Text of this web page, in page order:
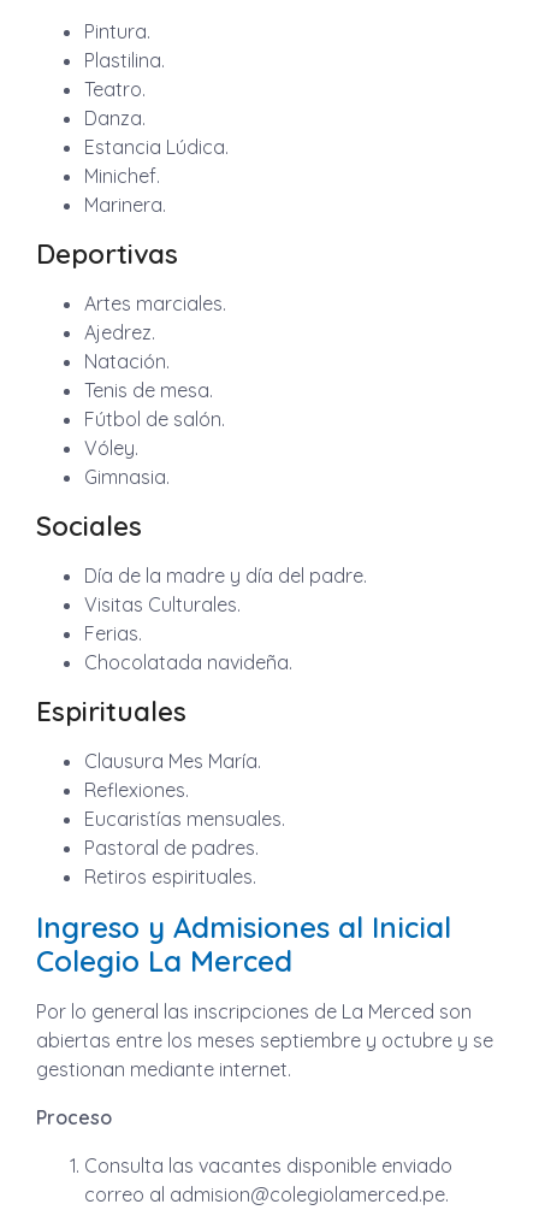
Pintura.
Plastilina.
Teatro.
Danza.
Estancia Lúdica.
Minichef.
Marinera.
Deportivas
Artes marciales.
Ajedrez.
Natación.
Tenis de mesa.
Fútbol de salón.
Vóley.
Gimnasia.
Sociales
Día de la madre y día del padre.
Visitas Culturales.
Ferias.
Chocolatada navideña.
Espirituales
Clausura Mes María.
Reflexiones.
Eucaristías mensuales.
Pastoral de padres.
Retiros espirituales.
Ingreso y Admisiones al Inicial
Colegio La Merced
Por lo general las inscripciones de La Merced son
abiertas entre los meses septiembre y octubre y se
gestionan mediante internet.
Proceso
Consulta las vacantes disponible enviado
correo al admision@colegiolamerced.pe.